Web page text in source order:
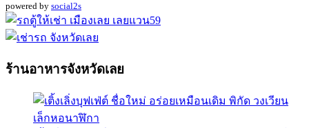
powered by social2s
ร้านอาหารจังหวัดเลย